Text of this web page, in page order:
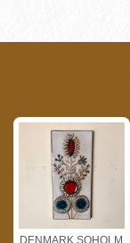
DENMARK SOHOLM